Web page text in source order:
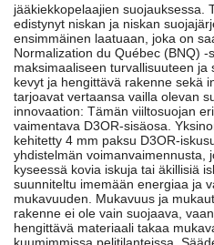
jääkiekkopelaajien suojauksessa.
edistynyt niskan ja niskan
ensimmäinen laatuaan, joka on
Normalization du Québec (BNQ)
maksimaaliseen turvallisuuteen
kevyt ja hengittävä rakenne sekä
tarjoavat vertaansa vailla olevan
innovaation: Tämän viiltosuojan
vaimentava D3OR-sisäosa.
kehitetty 4 mm paksu D3OR-
yhdistelmän voimanvaimennusta,
kyseessä kovia iskuja tai äkillisiä
suunniteltu imemään energiaa ja
mukavuuden. Mukavuus ja
rakenne ei ole vain suojaava,
hengittävä materiaali takaa